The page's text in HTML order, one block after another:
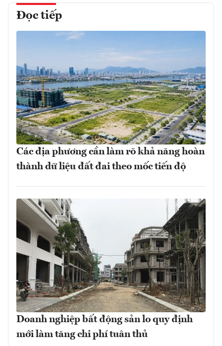
Đọc tiếp
Các địa phương cần làm rõ khả năng hoàn
thành dữ liệu đất đai theo mốc tiến độ
Doanh nghiệp bất động sản lo quy định
mới làm tăng chi phí tuân thủ